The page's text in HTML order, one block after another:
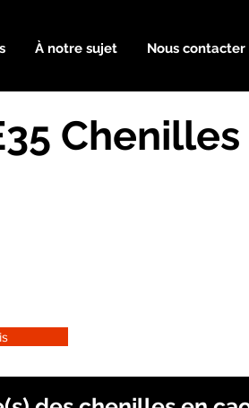
À notre sujet Nous contacter